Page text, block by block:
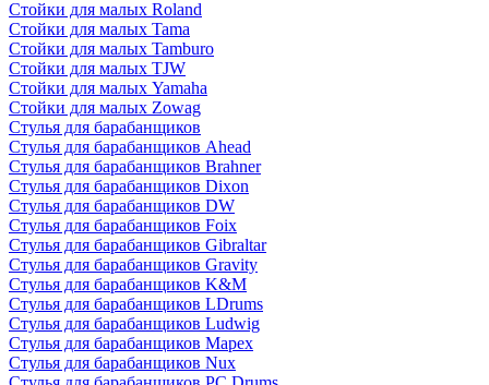
Стойки для малых Roland
Стойки для малых Tama
Стойки для малых Tamburo
Стойки для малых TJW
Стойки для малых Yamaha
Стойки для малых Zowag
Стулья для барабанщиков
Стулья для барабанщиков Ahead
Стулья для барабанщиков Brahner
Стулья для барабанщиков Dixon
Стулья для барабанщиков DW
Стулья для барабанщиков Foix
Стулья для барабанщиков Gibraltar
Стулья для барабанщиков Gravity
Стулья для барабанщиков K&M
Стулья для барабанщиков LDrums
Стулья для барабанщиков Ludwig
Стулья для барабанщиков Mapex
Стулья для барабанщиков Nux